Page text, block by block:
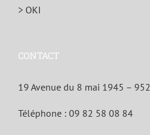
> OKI
CONTACT
19 Avenue du 8 mai 1945 –
Téléphone : 09 82 58 08 84